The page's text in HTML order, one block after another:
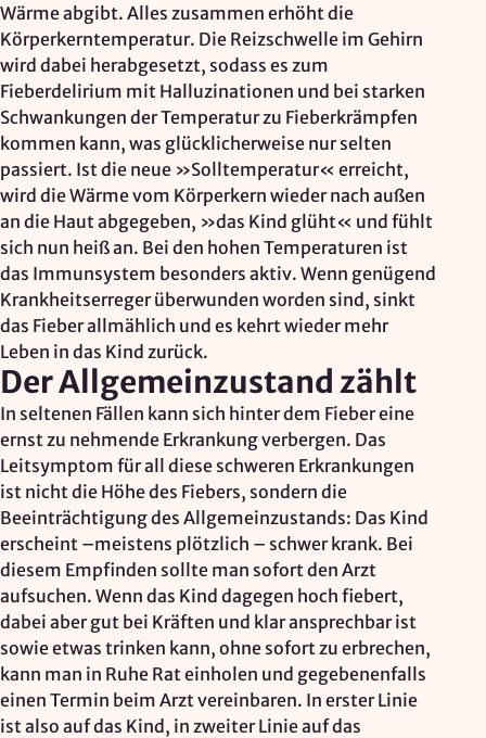
Wärme abgibt. Alles zusammen erhöht die
Körperkerntemperatur. Die Reizschwelle im Gehirn
wird dabei herabgesetzt, sodass es zum
Fieberdelirium mit Halluzinationen und bei starken
Schwankungen der Temperatur zu Fieberkrämpfen
kommen kann, was glücklicherweise nur selten
passiert. Ist die neue »Solltemperatur« erreicht,
wird die Wärme vom Körperkern wieder nach außen
an die Haut abgegeben, »das Kind glüht« und fühlt
sich nun heiß an. Bei den hohen Temperaturen ist
das Immunsystem besonders aktiv. Wenn genügend
Krankheitserreger überwunden worden sind, sinkt
das Fieber allmählich und es kehrt wieder mehr
Leben in das Kind zurück.
Der Allgemeinzustand zählt
In seltenen Fällen kann sich hinter dem Fieber eine
ernst zu nehmende Erkrankung verbergen. Das
Leitsymptom für all diese schweren Erkrankungen
ist nicht die Höhe des Fiebers, sondern die
Beeinträchtigung des Allgemeinzustands: Das Kind
erscheint –meistens plötzlich – schwer krank. Bei
diesem Empfinden sollte man sofort den Arzt
aufsuchen. Wenn das Kind dagegen hoch fiebert,
dabei aber gut bei Kräften und klar ansprechbar ist
sowie etwas trinken kann, ohne sofort zu erbrechen,
kann man in Ruhe Rat einholen und gegebenenfalls
einen Termin beim Arzt vereinbaren. In erster Linie
ist also auf das Kind, in zweiter Linie auf das
Mailjet
Anbieter:
Mailjet GmbH
Zweck:
Anmeldung und Versand von Newslettern